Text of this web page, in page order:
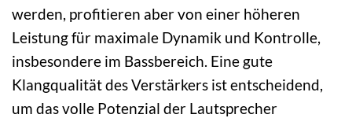
werden, profitieren aber von einer höheren
Leistung für maximale Dynamik und Kontrolle,
insbesondere im Bassbereich. Eine gute
Klangqualität des Verstärkers ist entscheidend,
um das volle Potenzial der Lautsprecher